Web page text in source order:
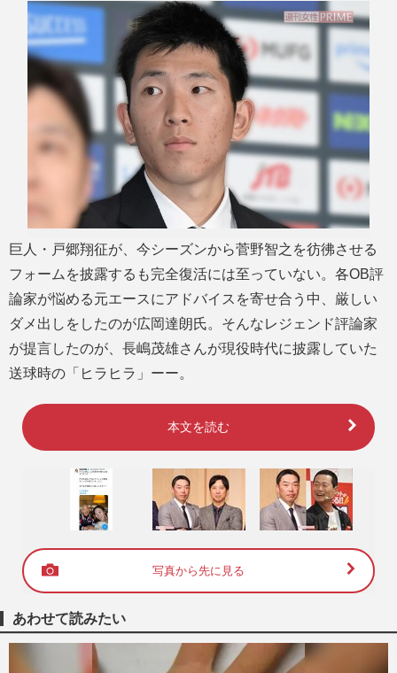
u
巨人・戸郷翔征が、今シーズンから菅野智之を彷彿させる
フォームを披露するも完全復活には至っていない。各OB評
論家が悩める元エースにアドバイスを寄せ合う中、厳しい
ダメ出しをしたのが広岡達朗氏。そんなレジェンド評論家
が提言したのが、長嶋茂雄さんが現役時代に披露していた
送球時の「ヒラヒラ」ーー。
本文を読む
写真から先に見る
あわせて読みたい